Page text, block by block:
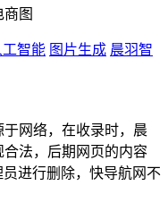
图
工智能 图片生成 晨羽智
网络，在收录时，晨
法，后期网页的内容
进行删除，快导航网不